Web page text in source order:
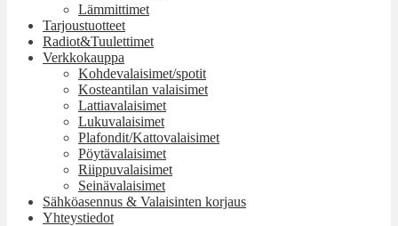
Lämmittimet
Tarjoustuotteet
Radiot&Tuulettimet
Verkkokauppa
Kohdevalaisimet/spotit
Kosteantilan valaisimet
Lattiavalaisimet
Lukuvalaisimet
Plafondit/Kattovalaisimet
Pöytävalaisimet
Riippuvalaisimet
Seinävalaisimet
Sähköasennus & Valaisinten korjaus
Yhteystiedot